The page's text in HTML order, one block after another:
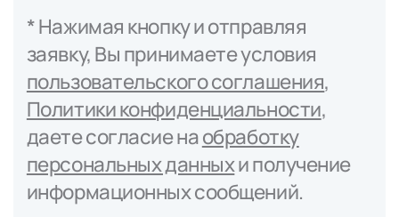
* Нажимая кнопку и отправляя
заявку, Вы принимаете условия
пользовательского соглашения,
Политики конфиденциальности,
даете согласие наобработку
персональных данныхи получение
информационных сообщений.